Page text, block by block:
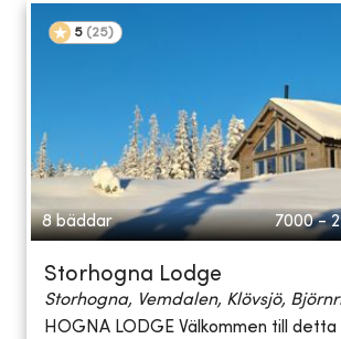
5 (25)
8 bäddar 7000 -
Storhogna Lodge
Storhogna, Vemdalen, Klövsjö,
HOGNA LODGE Välkommen till